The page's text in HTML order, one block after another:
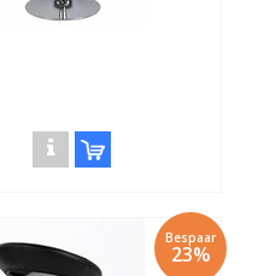
Bespaar
23%